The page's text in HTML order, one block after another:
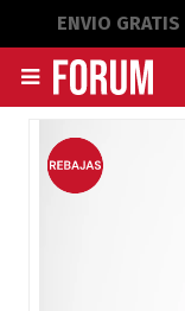
ENVIO GRATIS
